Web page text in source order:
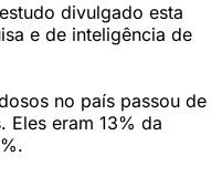
divulgado esta
e de inteligência de
no país passou de
Eles eram 13% da